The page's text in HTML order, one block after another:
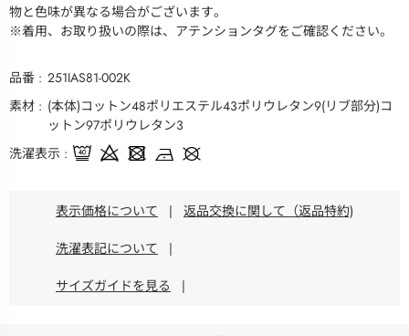
物と色味が異なる場合がございます。
※着用、お取り扱いの際は、アテンションタグをご確認ください。
品番
251IAS81-002K
素材
(本体)コットン48ポリエステル43ポリウレタン9(リブ部分)コ
ットン97ポリウレタン3
洗濯表示
表示価格について | 返品交換に関して（返品特約)
洗濯表記について |
サイズガイドを見る |